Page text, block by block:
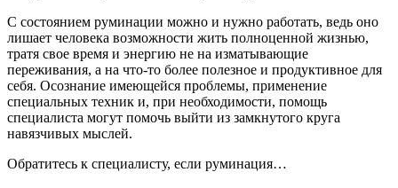
С состоянием руминации можно и нужно работать, ведь оно
лишает человека возможности жить полноценной жизнью,
тратя свое время и энергию не на изматывающие
переживания, а на что-то более полезное и продуктивное для
себя. Осознание имеющейся проблемы, применение
специальных техник и, при необходимости, помощь
специалиста могут помочь выйти из замкнутого круга
навязчивых мыслей.
Обратитесь к специалисту, если руминация…